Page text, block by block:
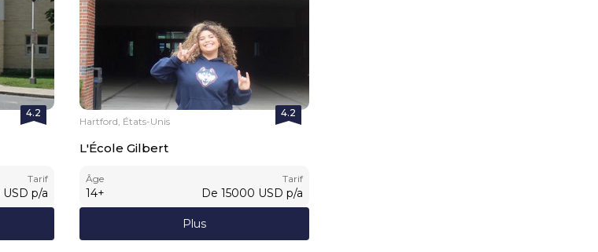
4.2
Tarif
USD p/a
4.2
Hartford, États-Unis
L'École Gilbert
Âge
14+
Tarif
De 15000 USD p/a
Plus